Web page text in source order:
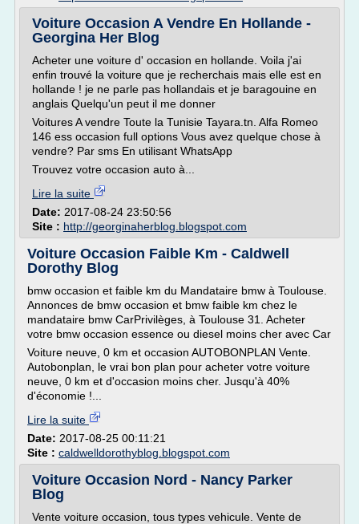
Voiture Occasion A Vendre En Hollande -
Georgina Her Blog
Acheter une voiture d' occasion en hollande. Voila j'ai
enfin trouvé la voiture que je recherchais mais elle est en
hollande ! je ne parle pas hollandais et je baragouine en
anglais Quelqu'un peut il me donner
Voitures A vendre Toute la Tunisie Tayara.tn. Alfa Romeo
146 ess occasion full options Vous avez quelque chose à
vendre? Par sms En utilisant WhatsApp
Trouvez votre occasion auto à...
Lire la suite
Date: 2017-08-24 23:50:56
Site : http://georginaherblog.blogspot.com
Voiture Occasion Faible Km - Caldwell
Dorothy Blog
bmw occasion et faible km du Mandataire bmw à Toulouse.
Annonces de bmw occasion et bmw faible km chez le
mandataire bmw CarPrivilèges, à Toulouse 31. Acheter
votre bmw occasion essence ou diesel moins cher avec Car
Voiture neuve, 0 km et occasion AUTOBONPLAN Vente.
Autobonplan, le vrai bon plan pour acheter votre voiture
neuve, 0 km et d'occasion moins cher. Jusqu'à 40%
d'économie !...
Lire la suite
Date: 2017-08-25 00:11:21
Site : caldwelldorothyblog.blogspot.com
Voiture Occasion Nord - Nancy Parker
Blog
Vente voiture occasion, tous types vehicule. Vente de